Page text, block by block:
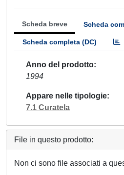
Scheda breve Scheda
Scheda completa (DC)
Anno del prodotto
1994
Appare nelle tipologie
7.1 Curatela
File in questo prodotto:
Non ci sono file associati a